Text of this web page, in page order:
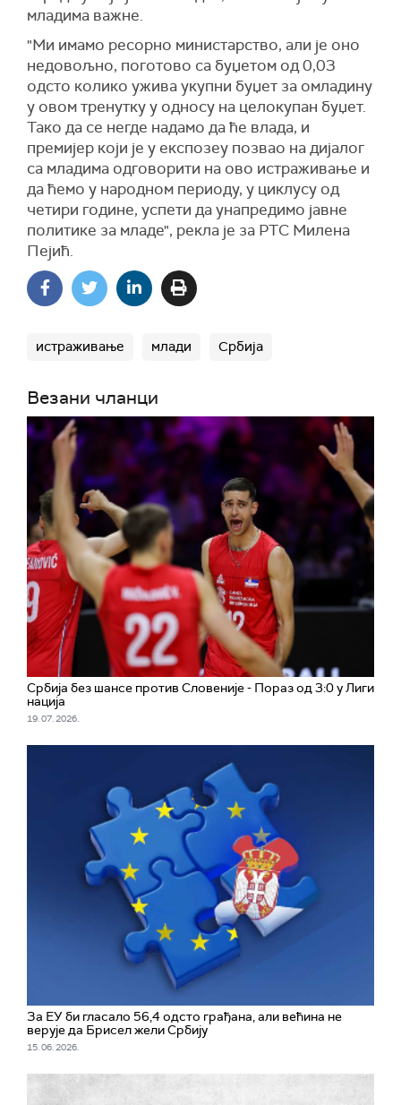
младима важне.
"Ми имамо ресорно министарство, али је оно
недовољно, поготово са буџетом од 0,03
одсто колико ужива укупни буџет за омладину
у овом тренутку у односу на целокупан буџет.
Тако да се негде надамо да ће влада, и
премијер који је у експозеу позвао на дијалог
са младима одговорити на ово истраживање и
да ћемо у народном периоду, у циклусу од
четири године, успети да унапредимо јавне
политике за младе", рекла је за РТС Милена
Пејић.
истраживање млади Србија
Везани чланци
Србија без шансе против Словеније - Пораз од 3:0 у Лиги
нација
19. 07. 2026.
За ЕУ би гласало 56,4 одсто грађана, али већина не
верује да Брисел жели Србију
15. 06. 2026.